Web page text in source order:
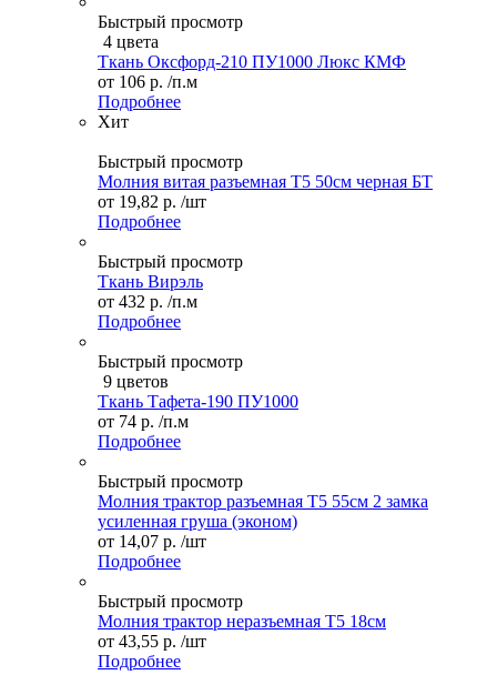
Быстрый просмотр
4 цвета
Ткань Оксфорд-210 ПУ1000 Люкс КМФ
от 106 р. /п.м
Подробнее
Хит
Быстрый просмотр
Молния витая разъемная Т5 50см черная БТ
от 19,82 р. /шт
Подробнее
Быстрый просмотр
Ткань Вирэль
от 432 р. /п.м
Подробнее
Быстрый просмотр
9 цветов
Ткань Тафета-190 ПУ1000
от 74 р. /п.м
Подробнее
Быстрый просмотр
Молния трактор разъемная Т5 55см 2 замка
усиленная груша (эконом)
от 14,07 р. /шт
Подробнее
Быстрый просмотр
Молния трактор неразъемная Т5 18см
от 43,55 р. /шт
Подробнее